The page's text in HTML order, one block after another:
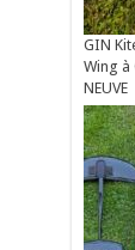
GIN
Wing à
NEUVE